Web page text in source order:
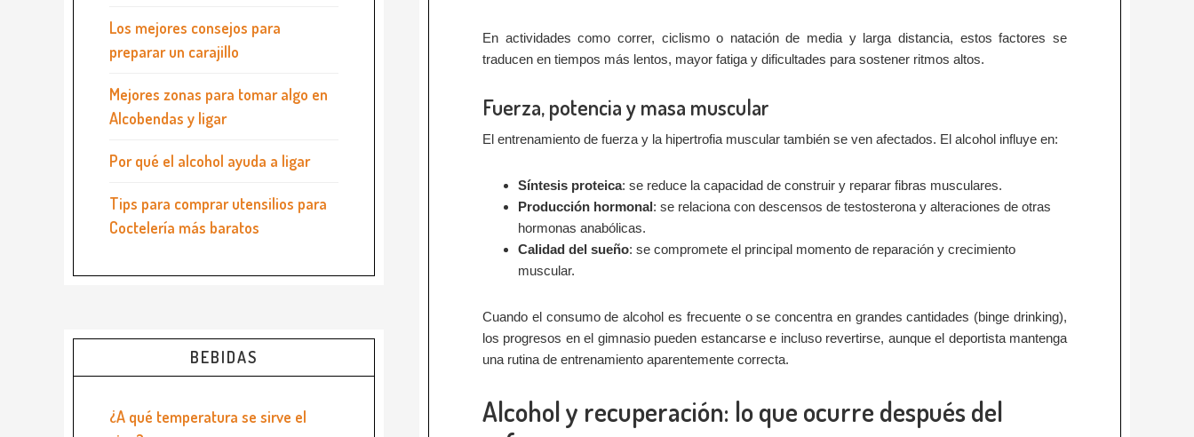
En actividades como correr, ciclismo o natación de media y larga distancia, estos factores se
traducen en tiempos más lentos, mayor fatiga y dificultades para sostener ritmos altos.
Fuerza, potencia y masa muscular
El entrenamiento de fuerza y la hipertrofia muscular también se ven afectados. El alcohol influye en:
Síntesis proteica: se reduce la capacidad de construir y reparar fibras musculares.
Producción hormonal: se relaciona con descensos de testosterona y alteraciones de otras
hormonas anabólicas.
Calidad del sueño: se compromete el principal momento de reparación y crecimiento
muscular.
Cuando el consumo de alcohol es frecuente o se concentra en grandes cantidades (binge drinking),
los progresos en el gimnasio pueden estancarse e incluso revertirse, aunque el deportista mantenga
una rutina de entrenamiento aparentemente correcta.
Alcohol y recuperación: lo que ocurre después del
Los mejores consejos para
preparar un carajillo
Mejores zonas para tomar algo en
Alcobendas y ligar
Por qué el alcohol ayuda a ligar
Tips para comprar utensilios para
Coctelería más baratos
BEBIDAS
¿A qué temperatura se sirve el